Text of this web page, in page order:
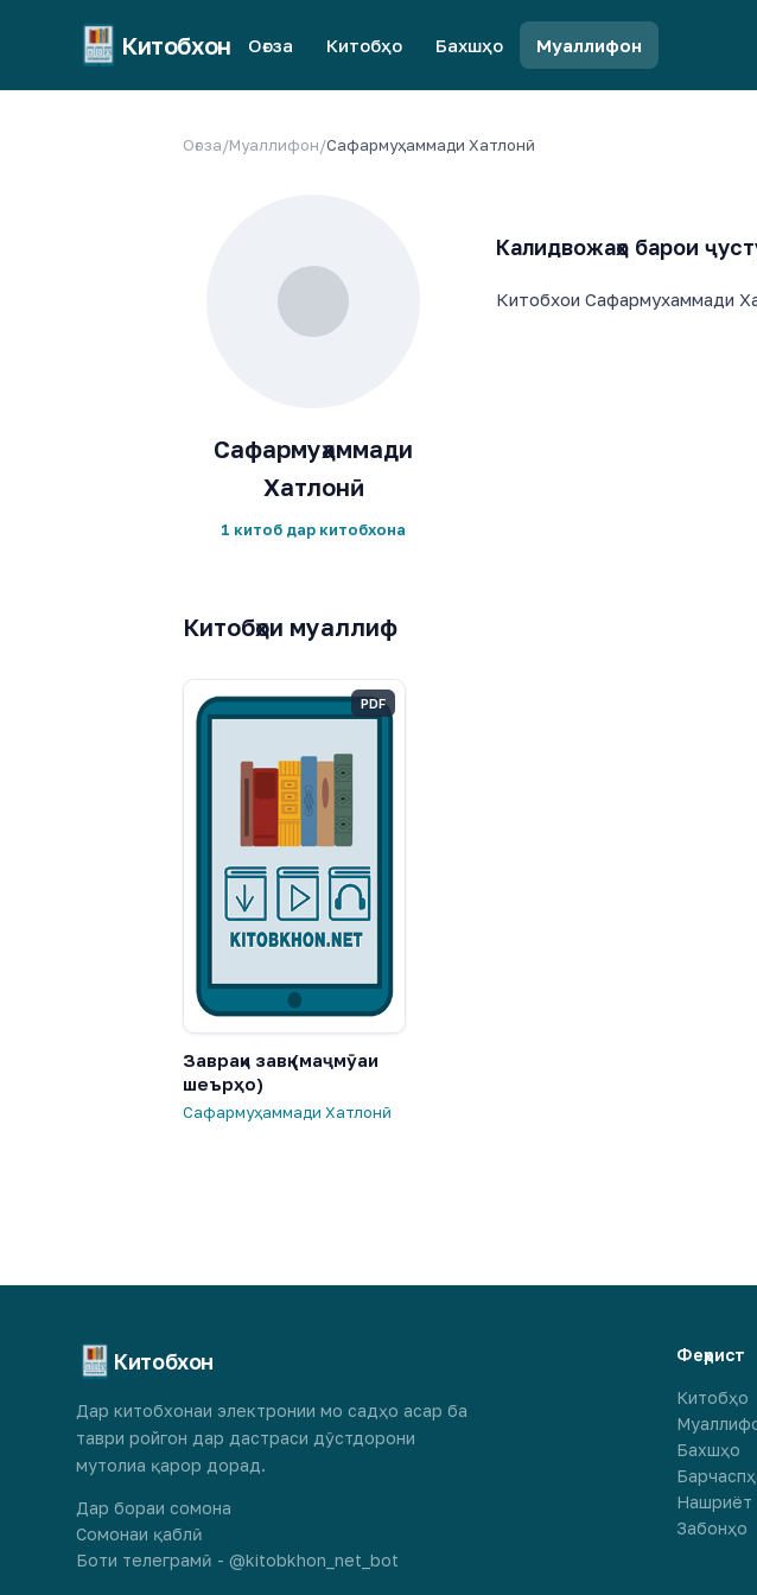
Китобхон Оғоза Китобҳо Бахшҳо Муаллифон
Оғоза/Муаллифон/Сафармуҳаммади Хатлонӣ
Сафармуҳаммади
Хатлонӣ
1 китоб дар китобхона
Калидвожаҳо барои
Китобхои Сафармухаммади
Китобҳои муаллиф
PDF
Заврақи завқ (маҷмӯаи
шеърҳо)
Сафармуҳаммади Хатлонӣ
Китобхон
Дар китобхонаи электронии мо садҳо асар ба
таври ройгон дар дастраси дӯстдорони
мутолиа қарор дорад.
Дар бораи сомона
Сомонаи қаблӣ
Боти телеграмӣ - @kitobkhon_net_bot
Феҳрист
Китобҳо
Бахшҳо
Нашриёт
Забонҳо